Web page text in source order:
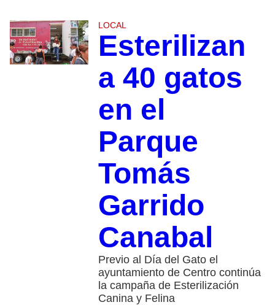
LOCAL
Esterilizan
a 40 gatos
en el
Parque
Tomás
Garrido
Canabal
Previo al Día del Gato el
ayuntamiento de Centro continúa
la campaña de Esterilización
Canina y Felina